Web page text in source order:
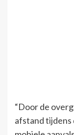
“Door de
afstand tijdens